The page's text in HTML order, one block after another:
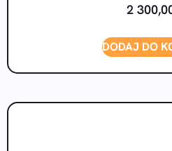
2
DODAJ DO